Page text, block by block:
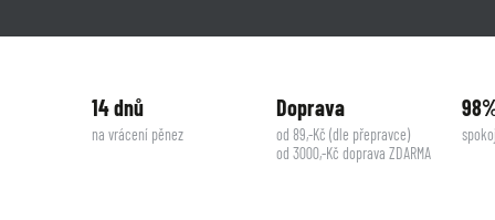
14 dnů
na vrácení pěnez
Doprava
od 89,-Kč (dle přepravce)
od 3000,-Kč doprava ZDARMA